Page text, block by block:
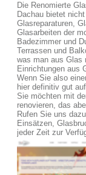
Die Renomierte
Dachau bietet
Glasreparaturen,
Glasarbeiten der
Badezimmer und
Terrassen und
was man aus Glas
Einrichtungen aus
Wenn Sie also
hier definitiv gut
Sie möchten mit
renovieren, das
Rufen Sie uns
Einsätzen,
jeder Zeit zur